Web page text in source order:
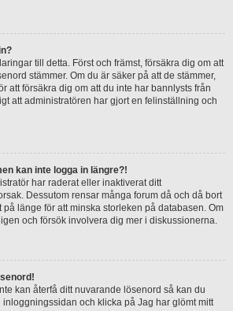
till detta. Först och främst, försäkra dig om att
stämmer. Om du är säker på att de stämmer,
att försäkra dig om att du inte har bannlysts från
att administratören har gjort en felinställning och
kan inte logga in längre?!
har raderat eller inaktiverat ditt
Dessutom rensar många forum då och då bort
länge för att minska storleken på databasen. Om
och försök involvera dig mer i diskussionerna.
kan återfå ditt nuvarande lösenord så kan du
och klicka på Jag har glömt mitt